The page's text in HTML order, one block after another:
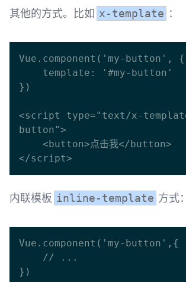
其他的方式。比如 x-template ：
Vue.component('my-button', {
})
<script type="text/x-
button">
内联模板 inline-template 方式：
Vue.component('my-button',{
})